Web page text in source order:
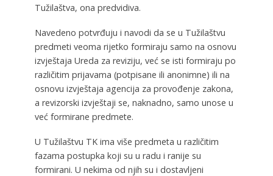
Tužilaštva, ona predvidiva.
Navedeno potvrđuju i navodi da se u Tužilaštvu
predmeti veoma rijetko formiraju samo na osnovu
izvještaja Ureda za reviziju, već se isti formiraju po
različitim prijavama (potpisane ili anonimne) ili na
osnovu izvještaja agencija za provođenje zakona,
a revizorski izvještaji se, naknadno, samo unose u
već formirane predmete.
U Tužilaštvu TK ima više predmeta u različitim
fazama postupka koji su u radu i ranije su
formirani. U nekima od njih su i dostavljeni